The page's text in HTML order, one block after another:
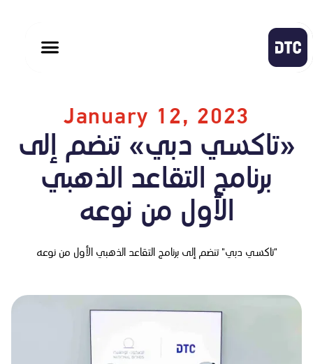
January 12, 2023
«تاكسي دبي» تنضم إلى
برنامج التقاعد الذهبي
الأول من نوعه
"تاكسي دبي" تنضم إلى برنامج التقاعد الذهبي الأول من نوعه